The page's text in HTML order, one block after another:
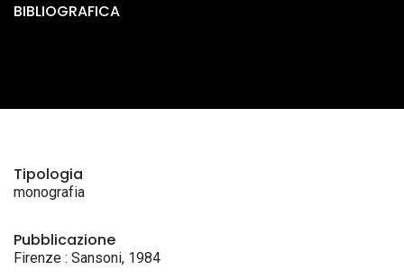
BIBLIOGRAFICA
Tipologia
monografia
Pubblicazione
Firenze : Sansoni, 1984